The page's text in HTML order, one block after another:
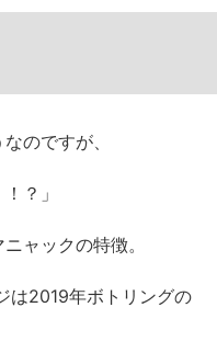
のですが、
？」
ャックの特徴。
は2019年ボトリングの